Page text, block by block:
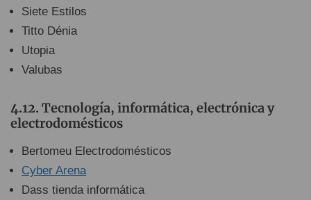
Siete Estilos
Titto Dénia
Utopia
Valubas
Tecnología, informática, electrónica y
electrodomésticos
Bertomeu Electrodomésticos
Cyber Arena
Dass tienda informática